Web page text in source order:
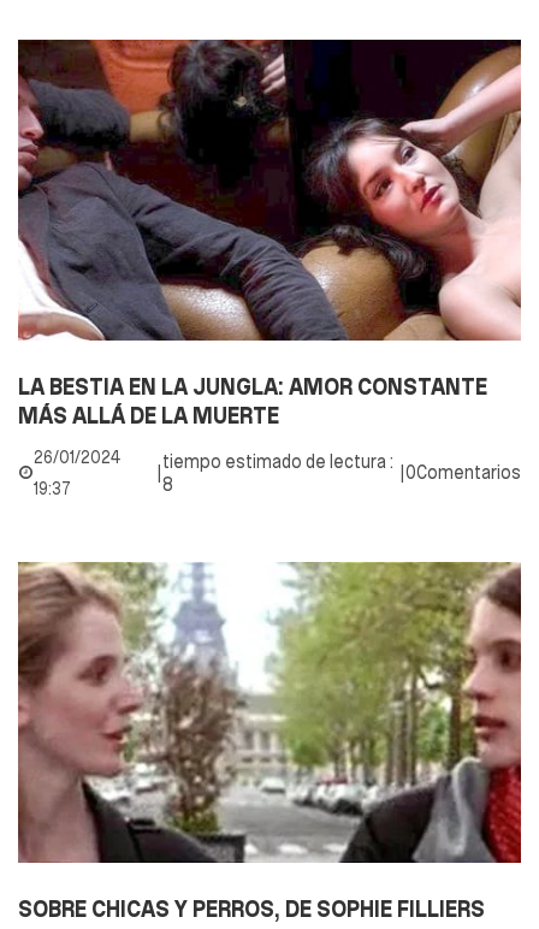
LA BESTIA EN LA JUNGLA: AMOR CONSTANTE
MÁS ALLÁ DE LA MUERTE
26/01/2024
19:37
|
tiempo estimado de lectura :
8
|0Comentarios
SOBRE CHICAS Y PERROS, DE SOPHIE FILLIERS